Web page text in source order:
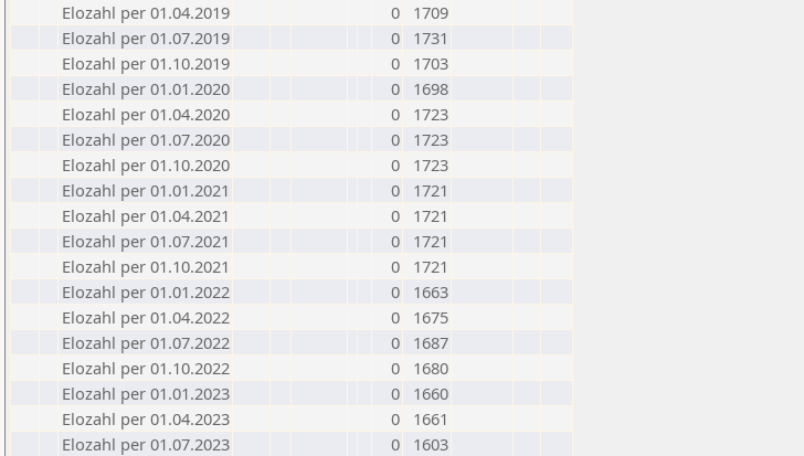
Elozahl per 01.04.2019
0
1709
Elozahl per 01.07.2019
0
1731
Elozahl per 01.10.2019
0
1703
Elozahl per 01.01.2020
0
1698
Elozahl per 01.04.2020
0
1723
Elozahl per 01.07.2020
0
1723
Elozahl per 01.10.2020
0
1723
Elozahl per 01.01.2021
0
1721
Elozahl per 01.04.2021
0
1721
Elozahl per 01.07.2021
0
1721
Elozahl per 01.10.2021
0
1721
Elozahl per 01.01.2022
0
1663
Elozahl per 01.04.2022
0
1675
Elozahl per 01.07.2022
0
1687
Elozahl per 01.10.2022
0
1680
Elozahl per 01.01.2023
0
1660
Elozahl per 01.04.2023
0
1661
Elozahl per 01.07.2023
0
1603